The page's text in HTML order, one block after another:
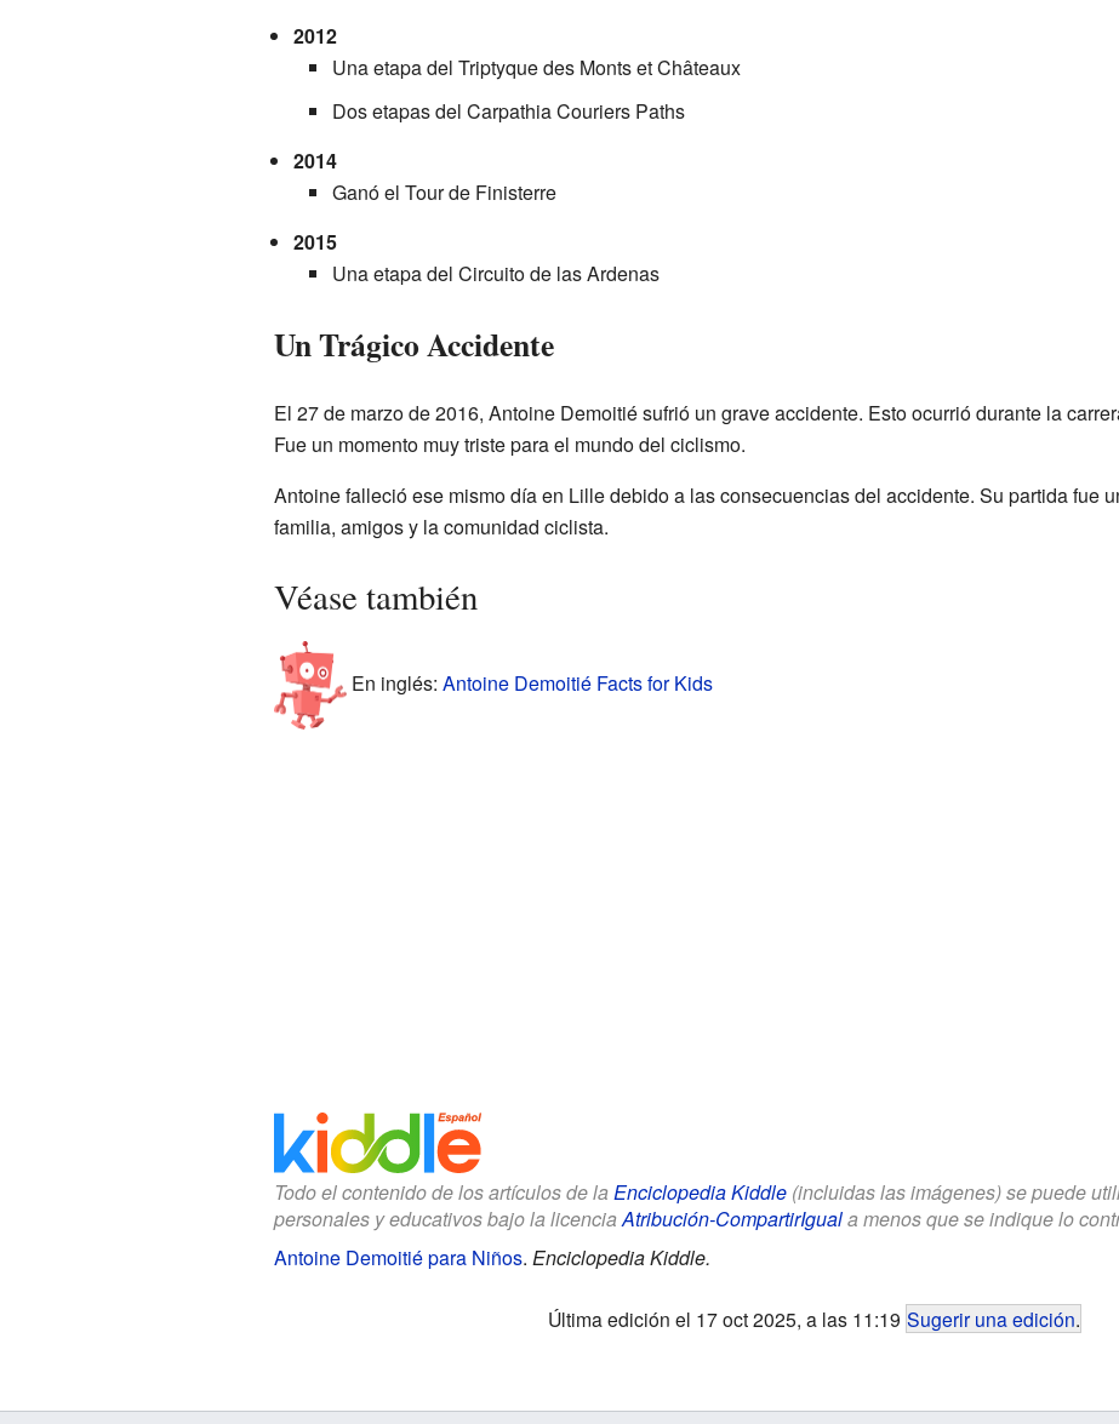
2012
Una etapa del Triptyque des Monts et Châteaux
Dos etapas del Carpathia Couriers Paths
2014
Ganó el Tour de Finisterre
2015
Una etapa del Circuito de las Ardenas
Un Trágico Accidente
El 27 de marzo de 2016, Antoine Demoitié sufrió un grave accidente. Esto ocurrió durante la
Fue un momento muy triste para el mundo del ciclismo.
Antoine falleció ese mismo día en Lille debido a las consecuencias del accidente. Su partida fue
familia, amigos y la comunidad ciclista.
Véase también
En inglés: Antoine Demoitié Facts for Kids
Todo el contenido de los artículos de la Enciclopedia Kiddle(incluidas las imágenes) se puede
personales y educativos bajo la licenciaAtribución-CompartirIguala menos que se indique lo
Antoine Demoitié para Niños. Enciclopedia Kiddle.
Última edición el 17 oct 2025, a las 11:19 Sugerir una edición.